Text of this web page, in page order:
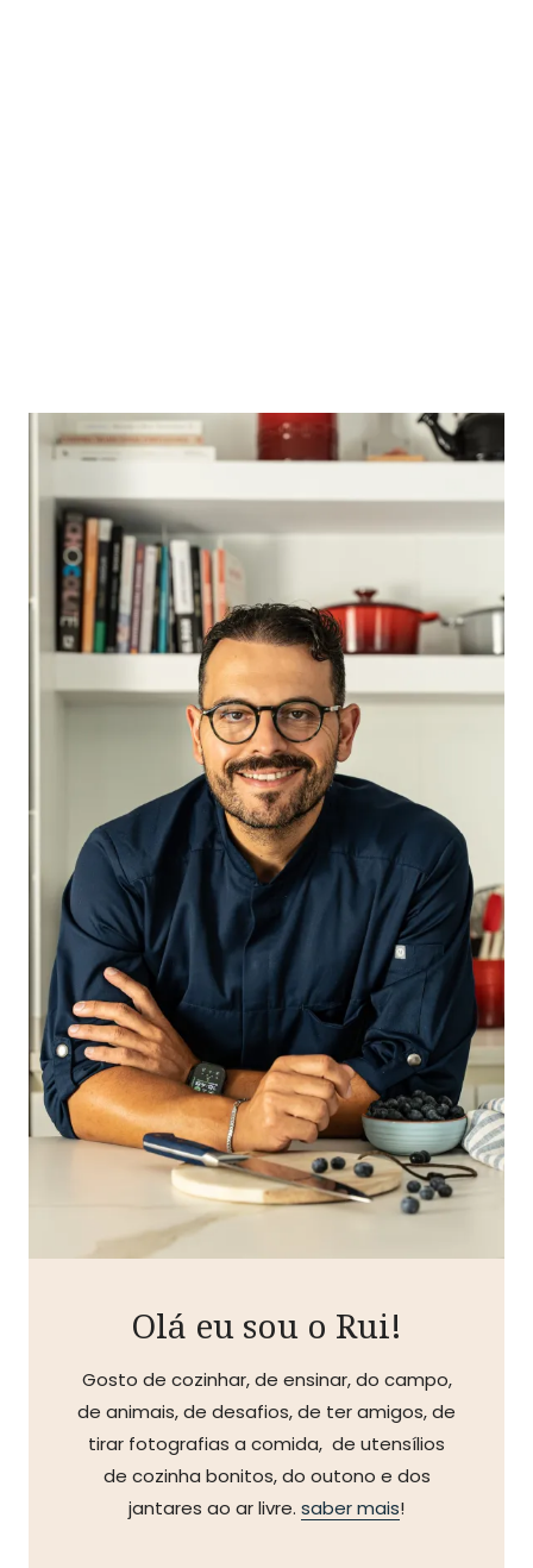
Olá eu sou o Rui!
Gosto de cozinhar, de ensinar, do campo,
de animais, de desafios, de ter amigos, de
tirar fotografias a comida, de utensílios
de cozinha bonitos, do outono e dos
jantares ao ar livre. saber mais!